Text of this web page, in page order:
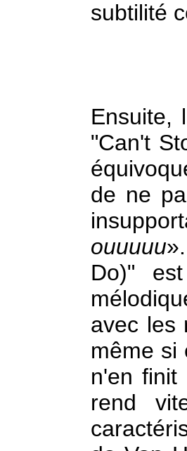
Ensuite,
"Can't
de ne
ouuuuu
Do)"
avec les
même si
n'en
rend